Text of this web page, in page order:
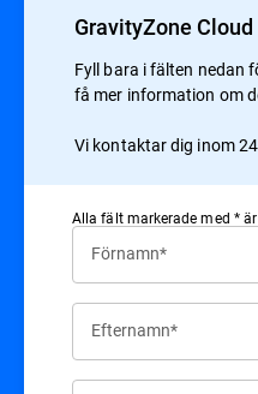
GravityZone
Fyll bara i fälten nedan
få mer information om
Vi kontaktar dig inom
Alla fält markerade med *
Förnamn*
Efternamn*